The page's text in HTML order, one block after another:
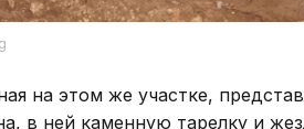
на этом же участке,
в ней каменную тарелку и